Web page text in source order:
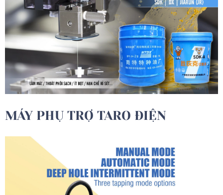
MÁY PHỤ TRỢ TARO ĐIỆN